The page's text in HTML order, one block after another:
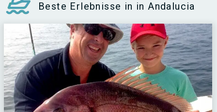
Beste Erlebnisse in in Andalucia